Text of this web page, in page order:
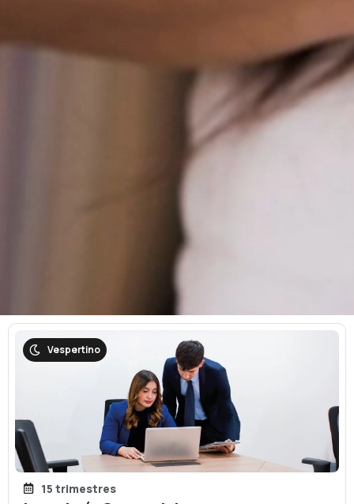
Vespertino
15 trimestres